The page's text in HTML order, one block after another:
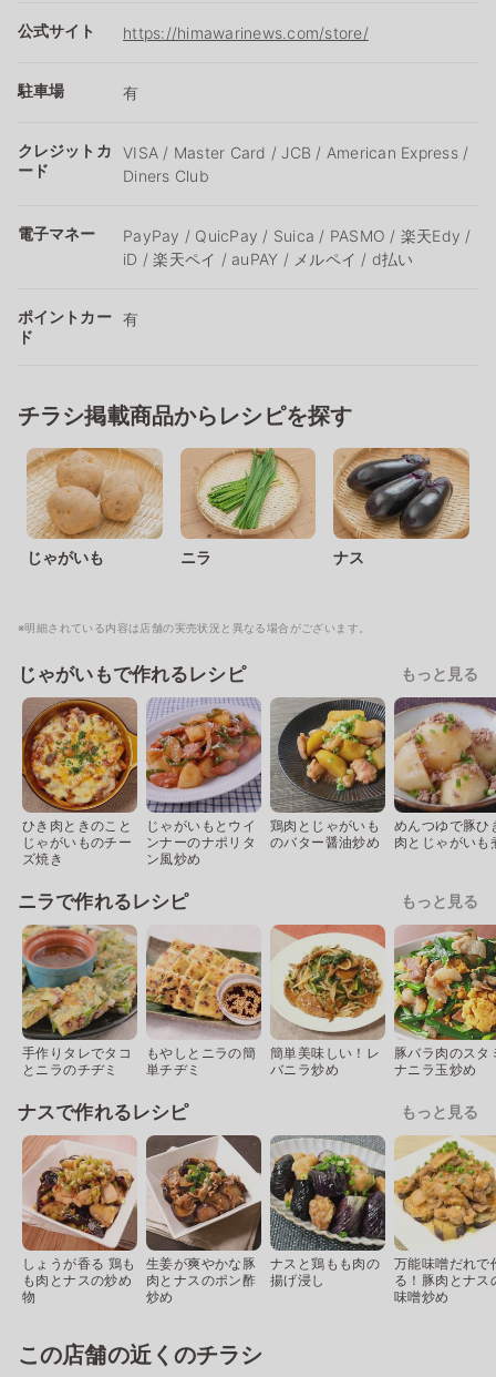
公式サイト https://himawarinews.com/store/
駐車場 有
クレジットカ
ード
VISA / Master Card / JCB / American Express /
Diners Club
電子マネー
PayPay / QuicPay / Suica / PASMO / 楽天Edy /
iD / 楽天ペイ / auPAY / メルペイ / d払い
ポイントカー
ド
有
チラシ掲載商品からレシピを探す
じゃがいも ニラ ナス
※明細されている内容は店舗の実売状況と異なる場合がございます。
じゃがいもで作れるレシピ もっと見る
ひき肉ときのこと
じゃがいものチー
ズ焼き
じゃがいもとウイ
ンナーのナポリタ
ン風炒め
鶏肉とじゃがいも
のバター醤油炒め
めんつゆで豚ひ
肉とじゃがいも
ニラで作れるレシピ もっと見る
手作りタレでタコ
とニラのチヂミ
もやしとニラの簡
単チヂミ
簡単美味しい！レ
バニラ炒め
豚バラ肉のスタ
ナニラ玉炒め
ナスで作れるレシピ もっと見る
しょうが香る 鶏も
も肉とナスの炒め
物
生姜が爽やかな豚
肉とナスのポン酢
炒め
ナスと鶏もも肉の
揚げ浸し
万能味噌だれで
る！豚肉とナス
味噌炒め
この店舗の近くのチラシ